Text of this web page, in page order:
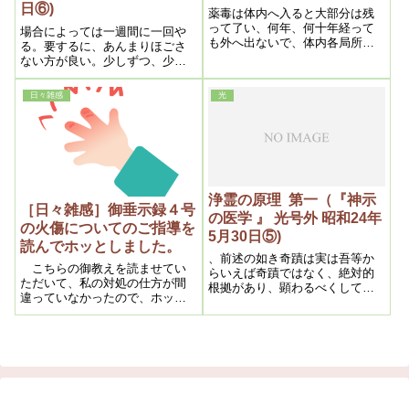
日⑥)
場合によっては一週間に一回や
る。要するに、あんまりほごさ
ない方が良い。少しずつ、少し
ずつ溶かしていく。今日では、
溶け方が早い人ができて来るん
です。臨機応変ですね。
薬毒は体内へ入ると大部分は残
って了い、何年、何十年経って
も外へ出ないで、体内各局所に
ず治るものを、態々わざわざ薬
悪化さしたりして、命迄もフイ
日々雑感
［日々雑感］御垂示録４号
の火傷についてのご指導を
読んでホッとしました。
こちらの御教えを読ませてい
ただいて、私の対処の仕方が間
違っていなかったので、ホッと
すると主に嬉しかったです
光
浄霊の原理 第一（『神示
の医学 』 光号外 昭和24年
5月30日⑤)
、前述の如き奇蹟は実は吾等か
らいえば奇蹟ではなく、絶対的
根拠があり、顕わるべくして現
ある